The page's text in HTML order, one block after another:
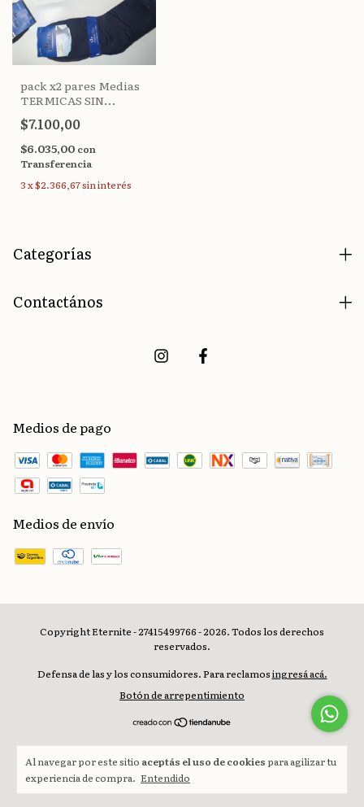
Al navegar por este sitio aceptás el uso de cookies para agilizar tu
experiencia de compra. Entendido
pack x2 pares Medias
TERMICAS SIN
COSTURA Amanecer
(39-45)
$7.100,00
$6.035,00 con
Transferencia
3x$2.366,67sin interés
Categorías
Contactános
Medios de pago
Medios de envío
Copyright Eternite - 27415499766 - 2026. Todos los derechos
reservados.
Defensa de las y los consumidores. Para reclamosingresá acá.
Botón de arrepentimiento